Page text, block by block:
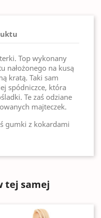
Top wykonany
nałożonego na kusą
kratą. Taki sam
spódniczce, która
Te zaś odziane
majteczek.
gumki z kokardami
tej samej